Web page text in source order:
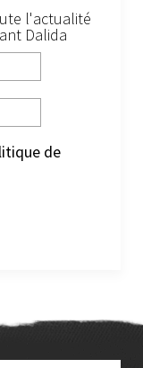
l'actualité
Dalida
de